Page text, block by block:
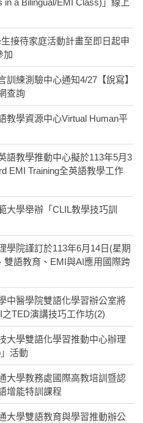
in a Bilingual/EMI Class)」線上
接待家庭活動計畫至即日起申
加
訓練測驗中心通知4/27【說寫】
查詢
教學資源中心Virtual Human平
語教學推動中心擬於113年5月3
EMI Training全英語教學工作
大學舉辦「CLIL教學技巧訓
學院謹訂於113年6月14日(星期
雙語教育、EMI與AI應用國際跨
中醫學院雙語化學習辦公室將
TED演講技巧工作坊(2)
大學雙語化學習推動中心辦理
活動
大學教務處國際高教培訓暨認
增能特訓課程
大學雙語教育與學習推動辦公